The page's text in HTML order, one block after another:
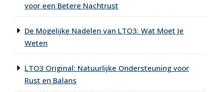
voor een Betere Nachtrust
De Mogelijke Nadelen van LTO3: Wat Moet Je
Weten
LTO3 Original: Natuurlijke Ondersteuning voor
Rust en Balans